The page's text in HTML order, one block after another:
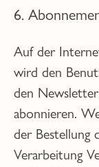
6.
Auf der
wird den
den
abonnieren.
der Bestellung
Verarbeitung